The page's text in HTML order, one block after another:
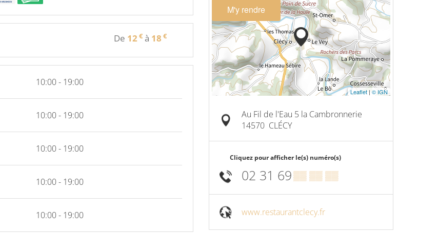
De 12€ à 18 €
10:00 - 19:00
10:00 - 19:00
10:00 - 19:00
10:00 - 19:00
10:00 - 19:00
M'y rendre
Leaflet | © IGN
Au Fil de l'Eau 5 la Cambronnerie
14570 CLÉCY
Cliquez pour afficher le(s) numéro(s)
02 31 69▒▒ ▒▒ ▒▒
www.restaurantclecy.fr